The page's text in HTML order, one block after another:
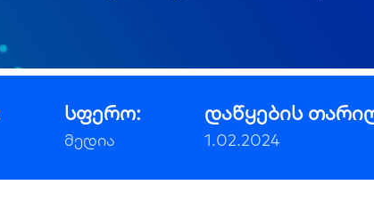
სფერო:
მედია
დაწყების
1.02.2024